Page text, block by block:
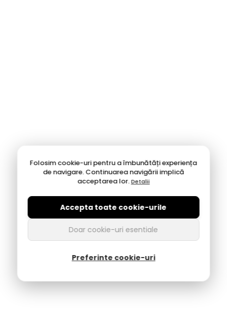
Folosim cookie-uri pentru a îmbunătăți experiența
de navigare. Continuarea navigării implică
acceptarea lor.Detalii
Accepta toate cookie-urile
Doar cookie-uri esentiale
Preferinte cookie-uri